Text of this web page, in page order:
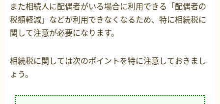
また相続人に配偶者がいる場合に利用できる「配偶者の
税額軽減」などが利用できなくなるため、特に相続税に
関して注意が必要になります。
相続税に関しては次のポイントを特に注意しておきまし
ょう。